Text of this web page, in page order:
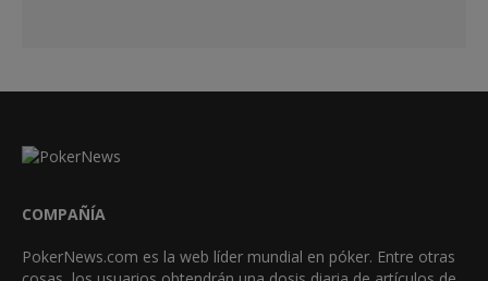
COMPAÑÍA
PokerNews.com es la web líder mundial en póker. Entre otras